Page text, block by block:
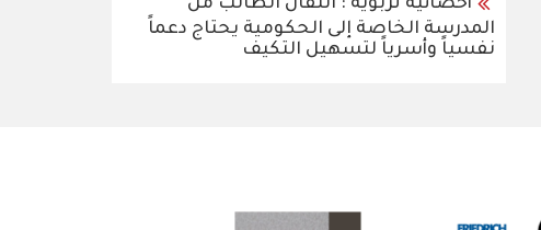
أخصائية تربوية : انتقال الطالب من
المدرسة الخاصة إلى الحكومية يحتاج دعماً
نفسياً وأسرياً لتسهيل التكيف